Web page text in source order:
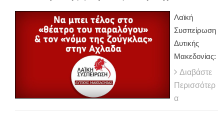
Λαϊκή
Συσπείρωση
Δυτικής
Μακεδονίας:
Διαβάστε
Περισσότερ
α